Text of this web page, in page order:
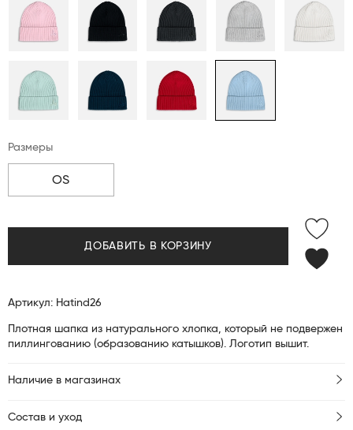
Размеры
OS
ДОБАВИТЬ В КОРЗИНУ
Артикул: Hatind26
Плотная шапка из натурального хлопка, который не подвержен
пиллингованию (образованию катышков). Логотип вышит.
Наличие в магазинах
Состав и уход